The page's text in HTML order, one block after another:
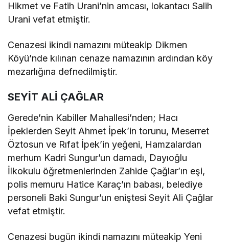
Hikmet ve Fatih Urani’nin amcası, lokantacı Salih
Urani vefat etmiştir.
Cenazesi ikindi namazını müteakip Dikmen
Köyü’nde kılınan cenaze namazının ardından köy
mezarlığına defnedilmiştir.
SEYİT ALİ ÇAĞLAR
Gerede’nin Kabiller Mahallesi’nden; Hacı
İpeklerden Seyit Ahmet İpek’in torunu, Meserret
Öztosun ve Rıfat İpek’in yeğeni, Hamzalardan
merhum Kadri Sungur’un damadı, Dayıoğlu
İlkokulu öğretmenlerinden Zahide Çağlar’ın eşi,
polis memuru Hatice Karaç’ın babası, belediye
personeli Baki Sungur’un eniştesi Seyit Ali Çağlar
vefat etmiştir.
Cenazesi bugün ikindi namazını müteakip Yeni